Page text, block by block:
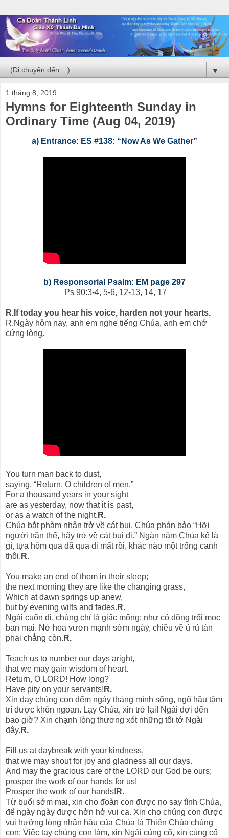
▼
1 tháng 8, 2019
Hymns for Eighteenth Sunday in
Ordinary Time (Aug 04, 2019)
a) Entrance: ES #138: “Now As We Gather”
b) Responsorial Psalm: EM page 297
Ps 90:3-4, 5-6, 12-13, 14, 17
R.If today you hear his voice, harden not your hearts.
R.Ngày hôm nay, anh em nghe tiếng Chúa, anh em chớ
cứng lòng.
You turn man back to dust,
saying, “Return, O children of men.”
For a thousand years in your sight
are as yesterday, now that it is past,
or as a watch of the night. R.
Chúa bắt phàm nhân trở về cát bụi, Chúa phán bảo “Hỡi
người trần thế, hãy trở về cát bụi đi.” Ngàn năm Chúa kể là
gì, tựa hôm qua đã qua đi mất rồi, khác nào một trống canh
thôi. R.
You make an end of them in their sleep;
the next morning they are like the changing grass,
Which at dawn springs up anew,
but by evening wilts and fades. R.
Ngài cuốn đi, chúng chỉ là giấc mộng; như cỏ đồng trổi mọc
ban mai. Nở hoa vươn mạnh sớm ngày, chiều về ủ rủ tàn
phai chẳng còn. R.
Teach us to number our days aright,
that we may gain wisdom of heart.
Return, O LORD! How long?
Have pity on your servants! R.
Xin dạy chúng con đếm ngày tháng mình sống, ngõ hầu tâm
trí được khôn ngoan. Lạy Chúa, xin trở lại! Ngài đợi đến
bao giờ? Xin chạnh lòng thương xót những tôi tớ Ngài
đây. R.
Fill us at daybreak with your kindness,
that we may shout for joy and gladness all our days.
And may the gracious care of the LORD our God be ours;
prosper the work of our hands for us!
Prosper the work of our hands! R.
Từ buổi sớm mai, xin cho đoàn con được no say tình Chúa,
để ngày ngày được hởn hở vui ca. Xin cho chúng con được
vui hưởng lòng nhân hậu của Chúa là Thiên Chúa chúng
con; Việc tay chúng con làm, xin Ngài củng cố, xin củng cố